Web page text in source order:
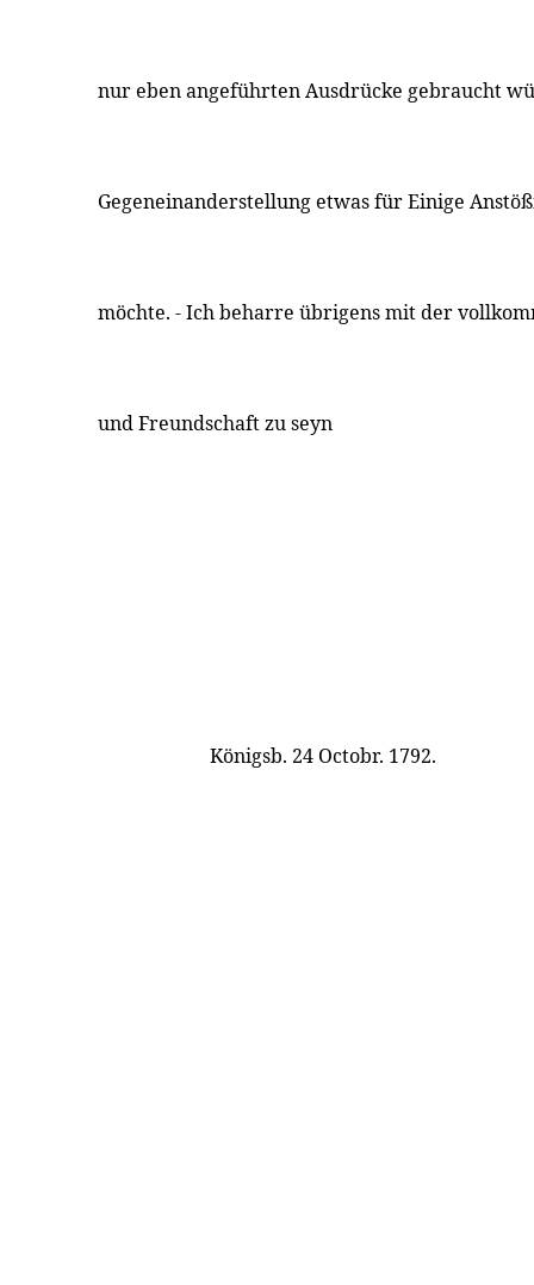
nur eben angeführten Ausdrücke gebraucht
Gegeneinanderstellung etwas für Einige
möchte. - Ich beharre übrigens mit der
und Freundschaft zu seyn
Königsb. 24 Octobr. 1792.